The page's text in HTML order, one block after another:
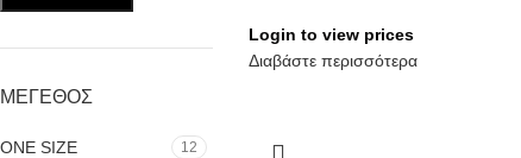
ΜΕΓΕΘΟΣ
ONE SIZE 12
Login to view prices
Διαβάστε περισσότερα